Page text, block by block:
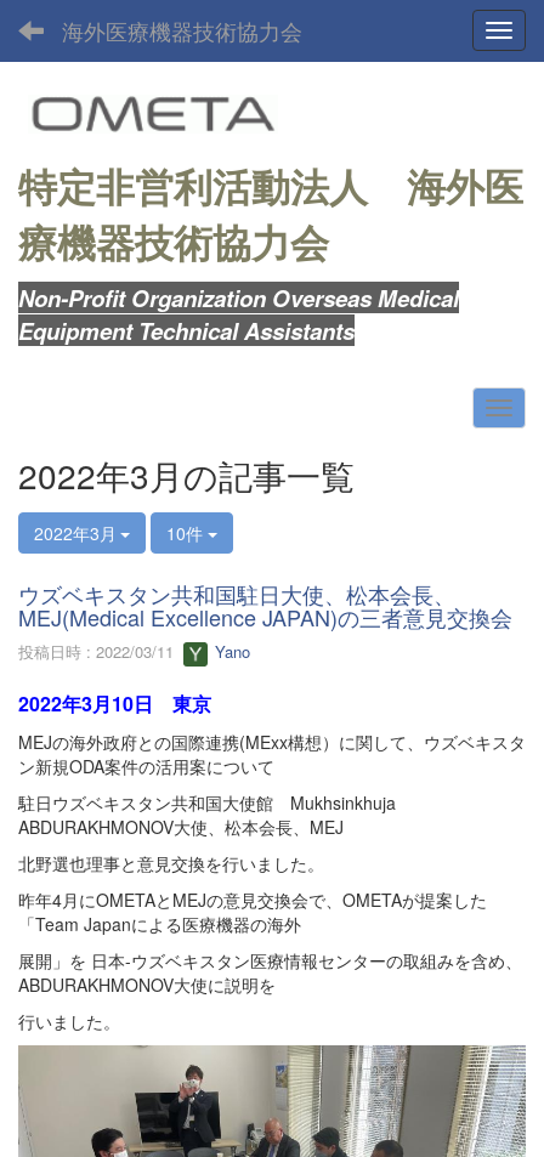
海外医療機器技術協力会
特定非営利活動法人 海外医
療機器技術協力会
Non-Profit Organization Overseas Medical
Equipment Technical Assistants
2022年3月の記事一覧
2022年3月 10件
ウズベキスタン共和国駐日大使、松本会長、
MEJ(Medical Excellence JAPAN)の三者意見交換会
投稿日時 : 2022/03/11 Yano
2022年3月10日 東京
MEJの海外政府との国際連携(MExx構想）に関して、ウズベキスタ
ン新規ODA案件の活用案について
駐日ウズベキスタン共和国大使館 Mukhsinkhuja
ABDURAKHMONOV大使、松本会長、MEJ
北野選也理事と意見交換を行いました。
昨年4月にOMETAとMEJの意見交換会で、OMETAが提案した
「Team Japanによる医療機器の海外
展開」を 日本-ウズベキスタン医療情報センターの取組みを含め、
ABDURAKHMONOV大使に説明を
行いました。